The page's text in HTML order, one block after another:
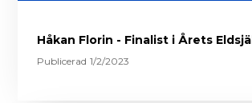
Håkan Florin - Finalist i Årets Eldsjäl
Publicerad 1/2/2023